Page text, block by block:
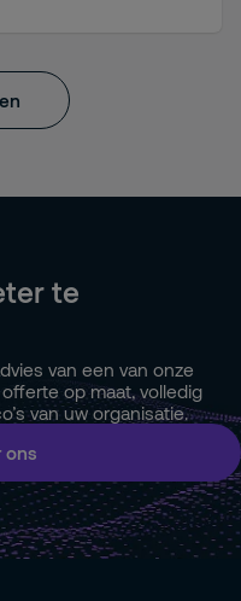
te
van een van onze
op maat, volledig
van uw organisatie.
ons